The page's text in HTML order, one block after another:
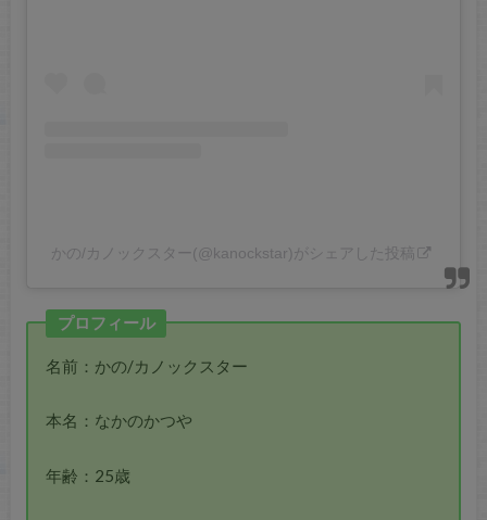
かの/カノックスター(@kanockstar)がシェアした投稿
プロフィール
名前：かの/カノックスター
本名：なかのかつや
年齢：25歳